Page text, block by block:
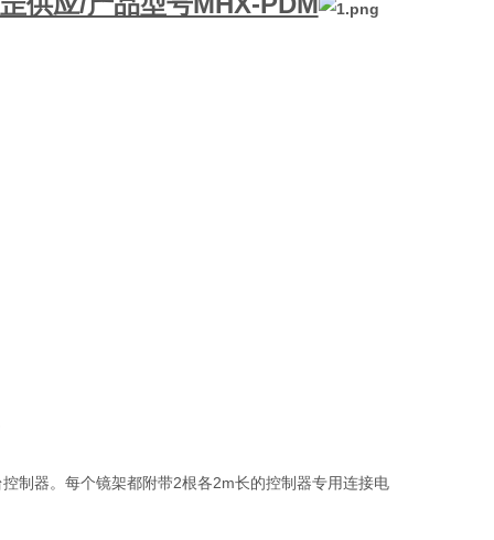
制器。每个镜架都附带2根各2m长的控制器专用连接电